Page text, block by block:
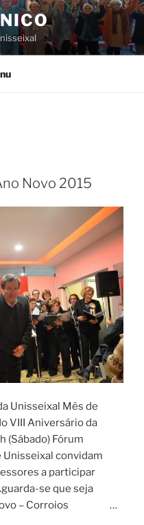
Novo 2015
Unisseixal Mês de
VIII Aniversário da
(Sábado) Fórum
convidam
a participar
se que seja
Novo – Corroios …